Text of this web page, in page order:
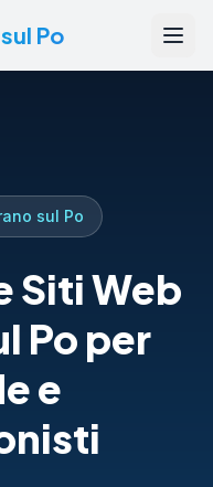
Po
sul Po
Siti Web
Po per
e